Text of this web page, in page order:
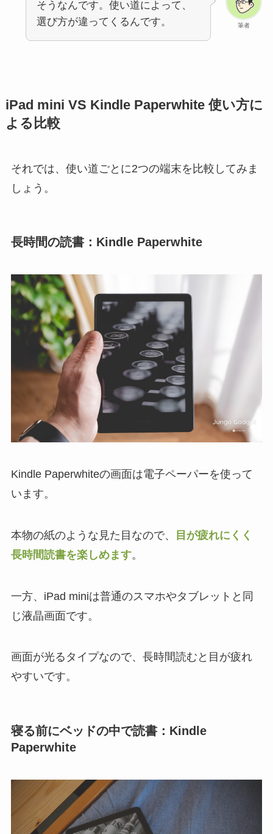
筆者
そうなんです。使い道によって、
選び方が違ってくるんです。
iPad mini VS Kindle Paperwhite 使い方に
よる比較
それでは、使い道ごとに2つの端末を比較してみま
しょう。
長時間の読書：Kindle Paperwhite
Kindle Paperwhiteの画面は電子ペーパーを使って
います。
本物の紙のような見た目なので、
目が疲れにくく
長時間読書を楽しめます。
一方、iPad miniは普通のスマホやタブレットと同
じ液晶画面です。
画面が光るタイプなので、長時間読むと目が疲れ
やすいです。
寝る前にベッドの中で読書：Kindle
Paperwhite